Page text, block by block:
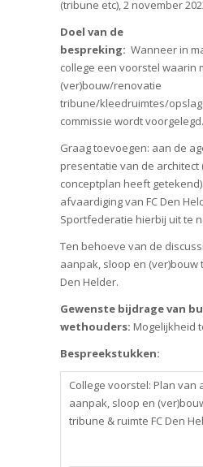
(tribune etc), 2 november
Doel van de
bespreking: Wanneer in
college een voorstel waarin
(ver)bouw/renovatie
tribune/kleedruimtes/opslag
commissie wordt voorgelegd.
Graag toevoegen: aan de
presentatie van de architect
conceptplan heeft
afvaardiging van FC Den
Sportfederatie hierbij uit te
Ten behoeve van de
aanpak, sloop en (ver)bouw
Den Helder.
Gewenste bijdrage van
wethouders: Mogelijkheid
Bespreekstukken:
College voorstel: Plan van
aanpak, sloop en
tribune & ruimte FC Den